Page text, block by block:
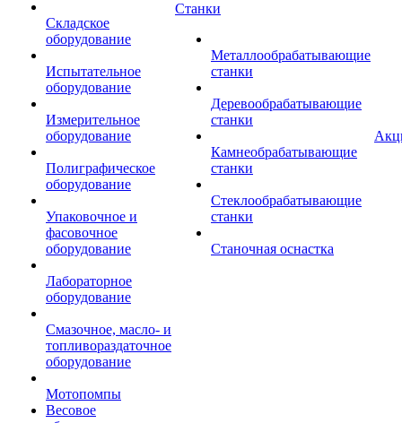
Складское
оборудование
Испытательное
оборудование
Измерительное
оборудование
Полиграфическое
оборудование
Упаковочное и
фасовочное
оборудование
Лабораторное
оборудование
Смазочное, масло- и
топливораздаточное
оборудование
Мотопомпы
Весовое
Станки
Металлообрабатывающие
станки
Деревообрабатывающие
станки
Камнеобрабатывающие
станки
Стеклообрабатывающие
станки
Станочная оснастка